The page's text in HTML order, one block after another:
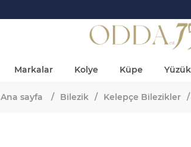
Markalar Kolye Küpe Yüzük
Ana sayfa / Bilezik / Kelepçe Bilezikler /